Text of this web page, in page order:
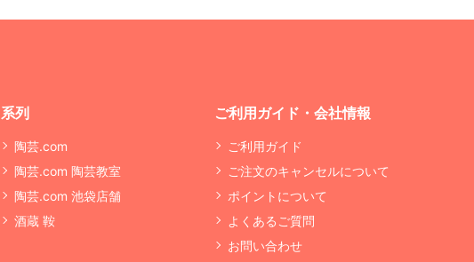
系列
陶芸.com
陶芸.com 陶芸教室
陶芸.com 池袋店舗
酒蔵 鞍
ご利用ガイド・会社情報
ご利用ガイド
ご注文のキャンセルについて
ポイントについて
よくあるご質問
お問い合わせ